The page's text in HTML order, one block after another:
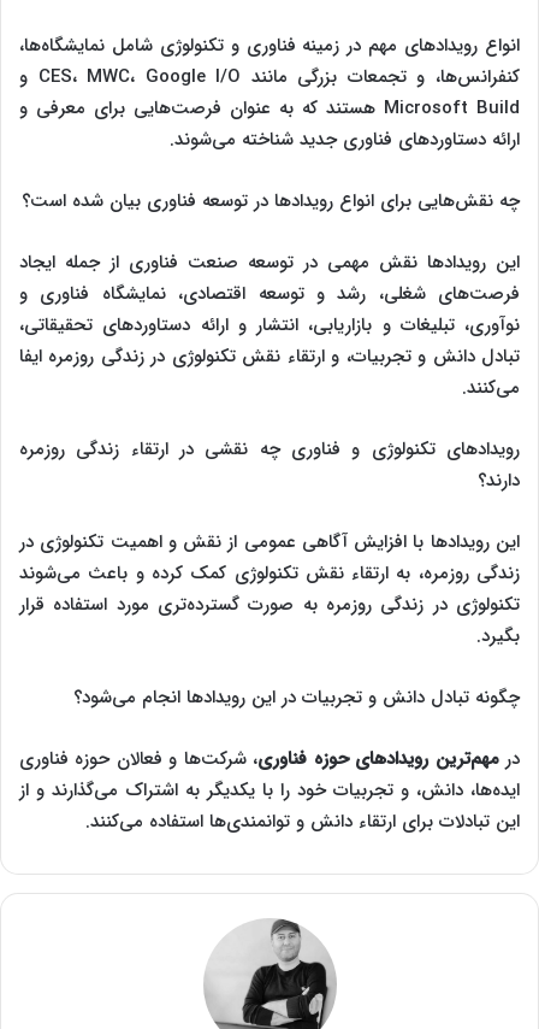
انواع رویدادهای مهم در زمینه فناوری و تکنولوژی شامل نمایشگاه‌ها،
کنفرانس‌ها، و تجمعات بزرگی مانند CES، MWC، Google I/O و
Microsoft Build هستند که به عنوان فرصت‌هایی برای معرفی و
ارائه دستاوردهای فناوری جدید شناخته می‌شوند.
چه نقش‌هایی برای انواع رویدادها در توسعه فناوری بیان شده است؟
این رویدادها نقش مهمی در توسعه صنعت فناوری از جمله ایجاد
فرصت‌های شغلی، رشد و توسعه اقتصادی، نمایشگاه فناوری و
نوآوری، تبلیغات و بازاریابی، انتشار و ارائه دستاوردهای تحقیقاتی،
تبادل دانش و تجربیات، و ارتقاء نقش تکنولوژی در زندگی روزمره ایفا
می‌کنند.
رویدادهای تکنولوژی و فناوری چه نقشی در ارتقاء زندگی روزمره
دارند؟
این رویدادها با افزایش آگاهی عمومی از نقش و اهمیت تکنولوژی در
زندگی روزمره، به ارتقاء نقش تکنولوژی کمک کرده و باعث می‌شوند
تکنولوژی در زندگی روزمره به صورت گسترده‌تری مورد استفاده قرار
بگیرد.
چگونه تبادل دانش و تجربیات در این رویدادها انجام می‌شود؟
درمهم‌ترین رویدادهای حوزه فناوری، شرکت‌ها و فعالان حوزه فناوری
ایده‌ها، دانش، و تجربیات خود را با یکدیگر به اشتراک می‌گذارند و از
این تبادلات برای ارتقاء دانش و توانمندی‌ها استفاده می‌کنند.